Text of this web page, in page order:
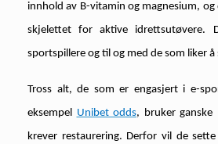
innhold av B-vitamin og magnesium,
skjelettet for aktive idrettsutøvere.
sportspillere og til og med de som liker å
Tross alt, de som er engasjert i e-
eksempel Unibet odds, bruker ganske
krever restaurering. Derfor vil de